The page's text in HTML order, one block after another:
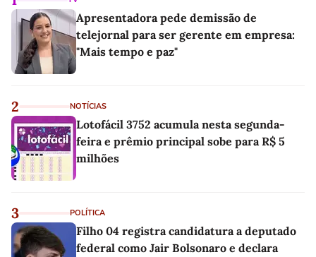
Apresentadora pede demissão de
telejornal para ser gerente em empresa:
"Mais tempo e paz"
2 NOTÍCIAS
Lotofácil 3752 acumula nesta segunda-
feira e prêmio principal sobe para R$ 5
milhões
3 POLÍTICA
Filho 04 registra candidatura a deputado
federal como Jair Bolsonaro e declara